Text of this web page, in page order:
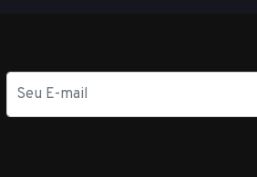
mail